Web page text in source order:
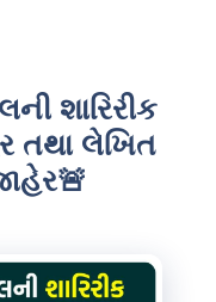
શારિરીક
તથા લેખિત